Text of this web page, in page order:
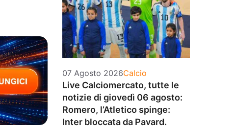
07 Agosto 2026Categorie
Calcio
Live Calciomercato, tutte le
notizie di giovedì 06 agosto:
Romero, l’Atletico spinge:
Inter bloccata da Pavard.